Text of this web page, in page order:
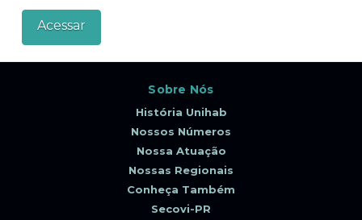
Sobre Nós
História Unihab
Nossos Números
Nossa Atuação
Nossas Regionais
Conheça Também
Secovi-PR